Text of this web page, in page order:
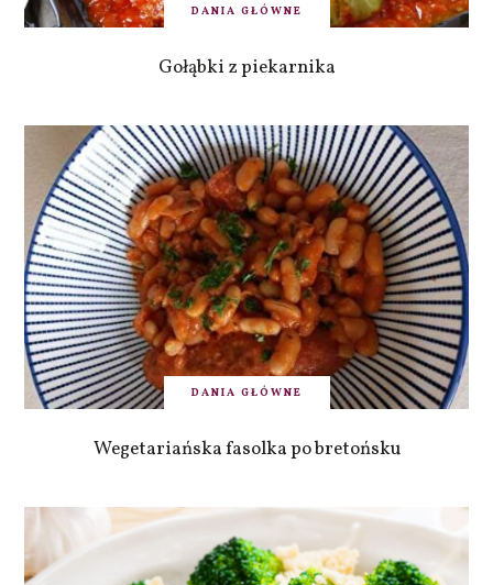
DANIA GŁÓWNE
Gołąbki z piekarnika
DANIA GŁÓWNE
Wegetariańska fasolka po bretońsku